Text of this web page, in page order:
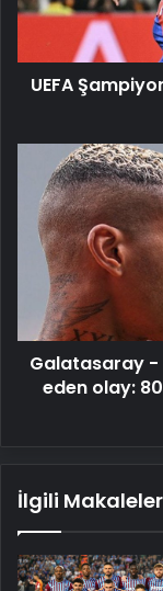
-
UEFA
Galatasaray
Kasımpaşa
maçının
kaderine
eden
olay:
80.
dakikada
değişiklik
Galatasaray -
eden olay:
İlgili Makaleler